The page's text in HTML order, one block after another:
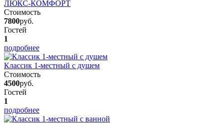
ЛЮКС-КОМФОРТ
Стоимость
7800руб.
Гостей
1
подробнее
Классик 1-местный с душем
Стоимость
4500руб.
Гостей
1
подробнее